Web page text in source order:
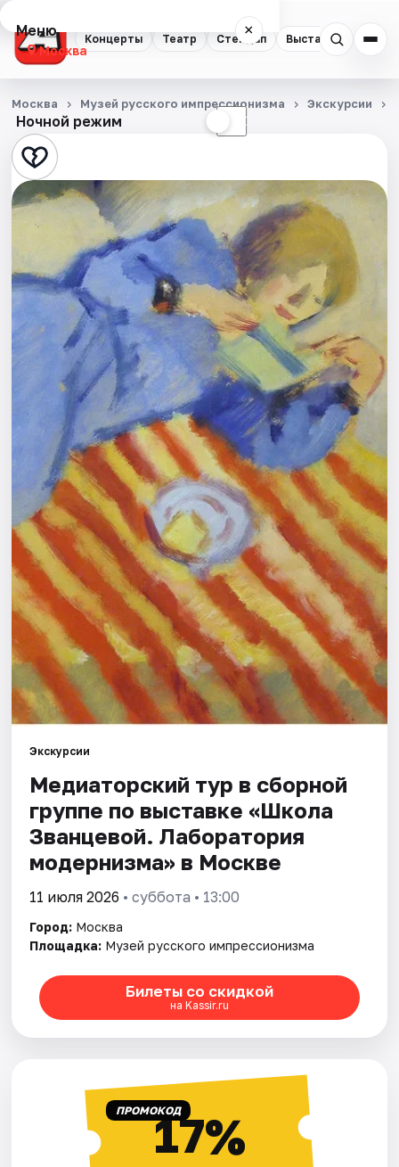
Концерты Театр Стендап Выставки
Меню ×
Москва
Концерты
Театр
Стендап
Выставки
Квесты
Экскурсии
Спорт
События
Города
Площадки
Артисты
Рейтинги
Ночной режим ☾
Москва Музей русского импрессионизма Экскурсии
Экскурсии
Медиаторский тур в сборной
группе по выставке «Школа
Званцевой. Лаборатория
модернизма» в Москве
11 июля 2026 • суббота • 13:00
Город: Москва
Площадка: Музей русского импрессионизма
Билеты со скидкой
на Kassir.ru
ПРОМОКОД17%